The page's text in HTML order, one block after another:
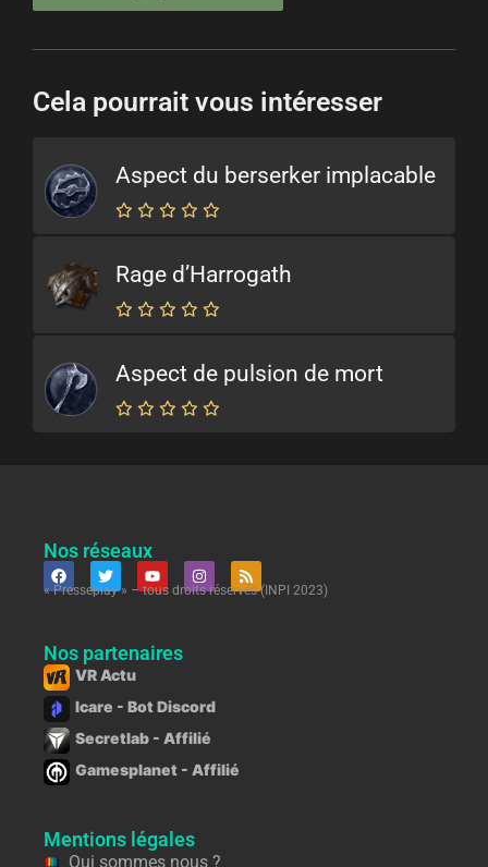
Cela pourrait vous intéresser
Aspect du berserker implacable
Rage d’Harrogath
Aspect de pulsion de mort
Nos réseaux
« Presseplay » – tous droits réservés (INPI 2023)
Nos partenaires
VR Actu
Icare - Bot Discord
Secretlab - Affilié
Gamesplanet - Affilié
Mentions légales
Qui sommes nous ?